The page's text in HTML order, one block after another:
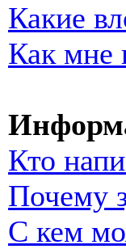
Какие
Как мне
Кто
Почему
С кем